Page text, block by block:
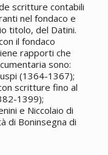
scritture contabili
nel fondaco e
titolo, del Datini.
il fondaco
rapporti che
sono:
(1364-1367);
scritture fino al
1399);
e Niccolaio di
di Boninsegna di